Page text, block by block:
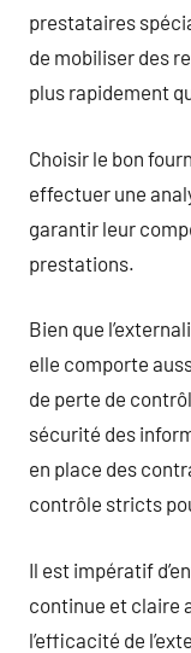
prestataires
de mobiliser des
plus rapidement
Choisir le bon
effectuer une
garantir leur
prestations.
Bien que
elle comporte
de perte de
sécurité des
en place des
contrôle stricts
Il est impératif
continue et claire
l’efficacité de